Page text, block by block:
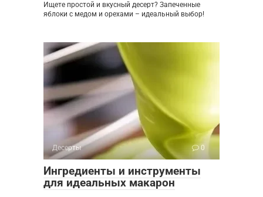
Ищете простой и вкусный десерт? Запеченные
яблоки с медом и орехами – идеальный выбор!
Десерты 0
Ингредиенты и инструменты
для идеальных макарон